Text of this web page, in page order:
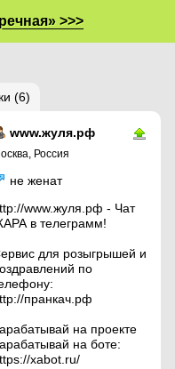
>>>
(6)
www.жуля.рф
Россия
не женат
www.жуля.рф - Чат
в телеграмм!
для розыгрышей и
по
пранкач.рф
на проекте
на боте:
xabot.ru/